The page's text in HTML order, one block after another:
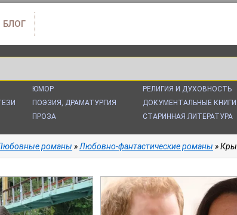
БЛОГ
ЮМОР
ПОЭЗИЯ, ДРАМАТУРГИЯ
ПРОЗА
РЕЛИГИЯ И ДУХОВНОСТЬ
ДОКУМЕНТАЛЬНЫЕ КНИГИ
СТАРИННАЯ ЛИТЕРАТУРА
романы »Любовно-фантастические романы »